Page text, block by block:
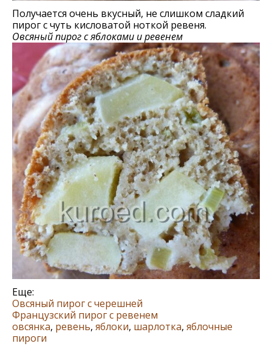
Получается очень вкусный, не слишком сладкий
пирог с чуть кисловатой ноткой ревеня.
Овсяный пирог с яблоками и ревенем
Еще:
Овсяный пирог с черешней
Французский пирог с ревенем
овсянка, ревень, яблоки, шарлотка, яблочные
пироги